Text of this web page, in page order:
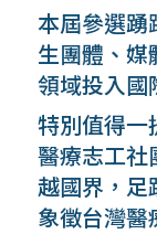
本屆參選踴
生團體、媒
領域投入國
特別值得一
醫療志工社
越國界，足
象徵台灣醫